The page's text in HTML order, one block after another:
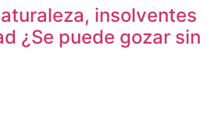
insolventes
¿Se puede gozar sin